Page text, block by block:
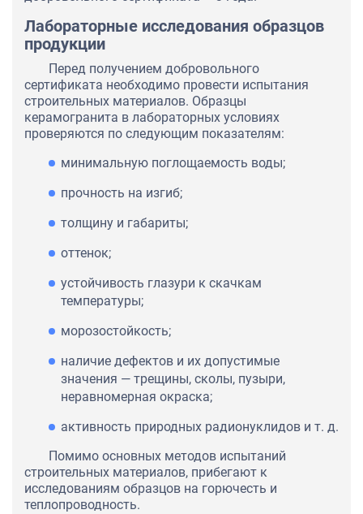
Лабораторные исследования образцов
продукции
Перед получением добровольного
сертификата необходимо провести испытания
строительных материалов. Образцы
керамогранита в лабораторных условиях
проверяются по следующим показателям:
минимальную поглощаемость воды;
прочность на изгиб;
толщину и габариты;
оттенок;
устойчивость глазури к скачкам
температуры;
морозостойкость;
наличие дефектов и их допустимые
значения — трещины, сколы, пузыри,
неравномерная окраска;
активность природных радионуклидов и т. д.
Помимо основных методов испытаний
строительных материалов, прибегают к
исследованиям образцов на горючесть и
теплопроводность.